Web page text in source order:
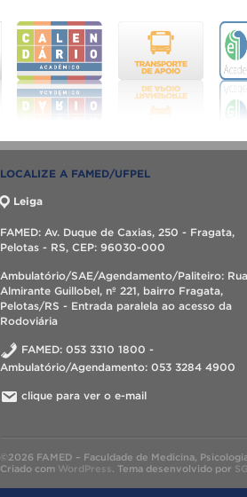
LOCALIZE A FAMED/UFPEL
Leiga
FAMED: Av. Duque de Caxias, 250 - Fragata,
Pelotas - RS, CEP: 96030-000
Ambulatório/SAE/Agendamento/Paliteiro: Rua
Almirante Guillobel, nº 221, bairro Fragata,
Pelotas/RS - Entrada paralela ao acesso da
Rodoviária
FAMED: 053 3310 1800 -
Ambulatório/Agendamento: 053 3284 4900
clique para ver o e-mail
©2026 FAMED – Faculdade de Medicina,
Criado com WordPress. Tema desenvolvido por